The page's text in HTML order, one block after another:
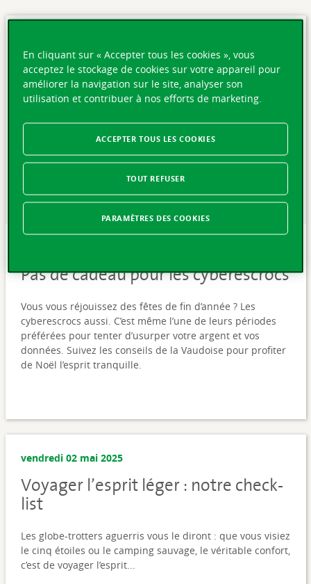
Pas de cadeau pour les cyberescrocs
Vous vous réjouissez des fêtes de fin d’année ? Les
cyberescrocs aussi. C’est même l’une de leurs périodes
préférées pour tenter d’usurper votre argent et vos
données. Suivez les conseils de la Vaudoise pour profiter
de Noël l’esprit tranquille.
vendredi 02 mai 2025
Voyager l’esprit léger : notre check-
list
Les globe-trotters aguerris vous le diront : que vous visiez
le cinq étoiles ou le camping sauvage, le véritable confort,
c’est de voyager l’esprit...
En cliquant sur « Accepter tous les cookies », vous
acceptez le stockage de cookies sur votre appareil pour
améliorer la navigation sur le site, analyser son
utilisation et contribuer à nos efforts de marketing.
TOUT REFUSER
ACCEPTER TOUS LES COOKIES
PARAMÈTRES DES COOKIES